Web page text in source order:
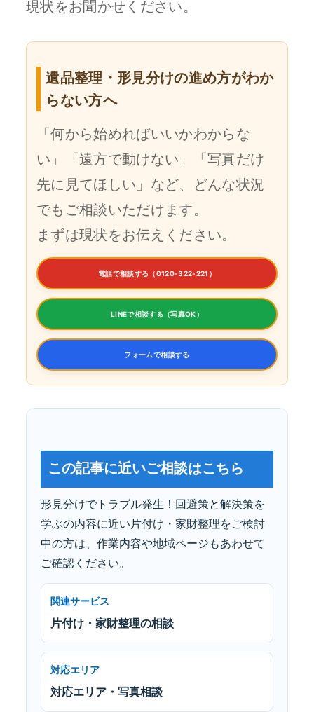
現状をお聞かせください。
遺品整理・形見分けの進め方がわか
らない方へ
「何から始めればいいかわからな
い」「遠方で動けない」「写真だけ
先に見てほしい」など、どんな状況
でもご相談いただけます。
まずは現状をお伝えください。
電話で相談する（0120-322-221）
LINEで相談する（写真OK）
フォームで相談する
この記事に近いご相談はこちら
形見分けでトラブル発生！回避策と解決策を
学ぶの内容に近い片付け・家財整理をご検討
中の方は、作業内容や地域ページもあわせて
ご確認ください。
関連サービス
片付け・家財整理の相談
対応エリア
対応エリア・写真相談